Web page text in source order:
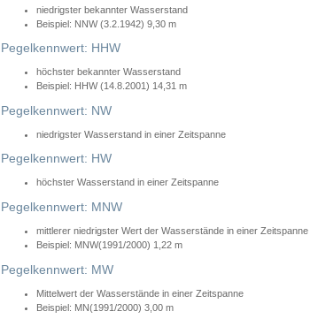
niedrigster bekannter Wasserstand
Beispiel: NNW (3.2.1942) 9,30 m
Pegelkennwert: HHW
höchster bekannter Wasserstand
Beispiel: HHW (14.8.2001) 14,31 m
Pegelkennwert: NW
niedrigster Wasserstand in einer Zeitspanne
Pegelkennwert: HW
höchster Wasserstand in einer Zeitspanne
Pegelkennwert: MNW
mittlerer niedrigster Wert der Wasserstände in einer Zeitspanne
Beispiel: MNW(1991/2000) 1,22 m
Pegelkennwert: MW
Mittelwert der Wasserstände in einer Zeitspanne
Beispiel: MN(1991/2000) 3,00 m